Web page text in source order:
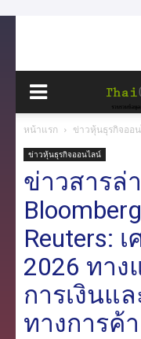
หน้าแรก ข่าวหุ้นธุรกิจออ
ข่าวหุ้นธุรกิจออนไลน์
ข่าวสารล่
Reuters:
2026 ทา
การเงินแ
ทางการค้า